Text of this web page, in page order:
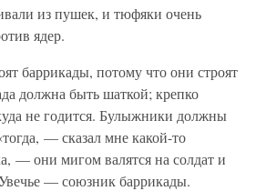
из пушек, и тюфяки очень
ядер.
баррикады, потому что они строят
должна быть шаткой; крепко
не годится. Булыжники должны
— сказал мне какой-то
— они мигом валятся на солдат и
— союзник баррикады.